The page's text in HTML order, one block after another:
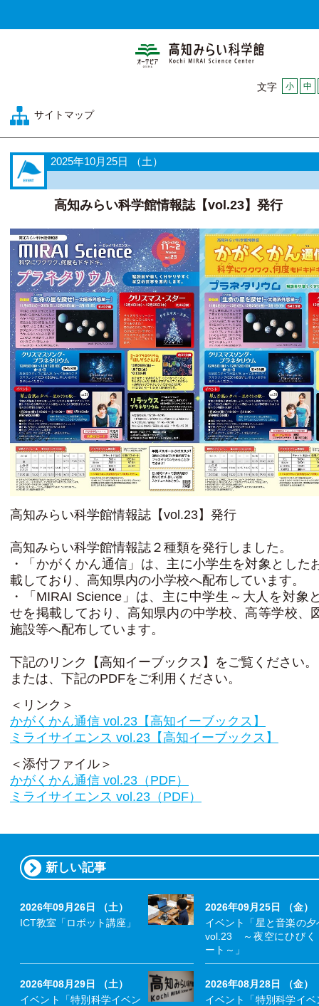
高知みらい科
文字 小 中
サイトマップ
2025年10月25日 （土）
高知みらい科学館情報誌【vol.23】発行
高知みらい科学館情報誌【vol.23】発行
高知みらい科学館情報誌２種類を発行しました。
・「かがくかん通信」は、主に小学生を対象とした
載しており、高知県内の小学校へ配布しています。
・「MIRAI Science」は、主に中学生～大人を対象
せを掲載しており、高知県内の中学校、高等学校、
施設等へ配布しています。
下記のリンク【高知イーブックス】をご覧ください。
または、下記のPDFをご利用ください。
＜リンク＞
かがくかん通信 vol.23【高知イーブックス】
ミライサイエンス vol.23【高知イーブックス】
＜添付ファイル＞
かがくかん通信 vol.23（PDF）
ミライサイエンス vol.23（PDF）
新しい記事
2026年09月26日 （土）
ICT教室「ロボット講座」
2026年09月25日 （金）
イベント「星と音楽の夕
vol.23 ～夜空にひびく
ート～」
2026年08月29日 （土）
イベント「特別科学イベン
2026年08月28日 （金）
イベント「特別科学イベ